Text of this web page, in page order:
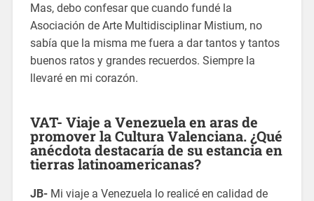
Mas, debo confesar que cuando fundé la
Asociación de Arte Multidisciplinar Mistium, no
sabía que la misma me fuera a dar tantos y tantos
buenos ratos y grandes recuerdos. Siempre la
llevaré en mi corazón.
VAT- Viaje a Venezuela en aras de
promover la Cultura Valenciana. ¿Qué
anécdota destacaría de su estancia en
tierras latinoamericanas?
JB-Mi viaje a Venezuela lo realicé en calidad de